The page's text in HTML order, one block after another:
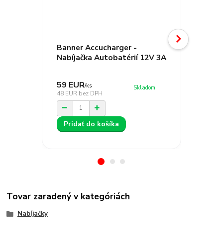
Banner Accucharger -
Nabíjačka Autobatérií 12V 3A
59 EUR/ks
48 EUR bez DPH
Skladom
Pridať do košíka
Tovar zaradený v kategóriách
Nabíjačky